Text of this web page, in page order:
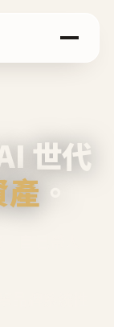
世代
產 。